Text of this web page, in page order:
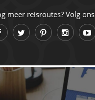
meer reisroutes? Volg ons